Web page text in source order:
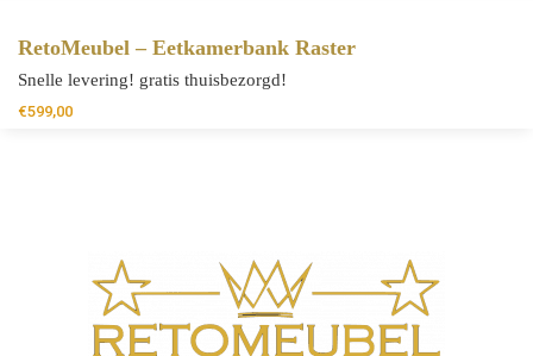
RetoMeubel – Eetkamerbank Raster
Snelle levering! gratis thuisbezorgd!
€599,00